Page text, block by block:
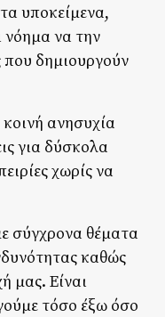
υποκείμενα,
νόημα να την
που δημιουργούν
ανησυχία
για δύσκολα
χωρίς να
σύγχρονα θέματα
καθώς
μας. Είναι
τόσο έξω όσο